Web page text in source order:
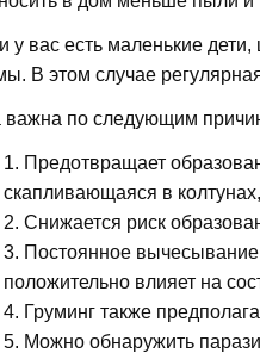
у вас есть маленькие
В этом случае
важна по следующим
Предотвращает
скапливающаяся в
Снижается риск
Постоянное
положительно влияет на
Груминг также
Можно обнаружить